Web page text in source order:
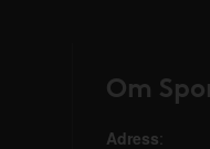
Om
Adress: